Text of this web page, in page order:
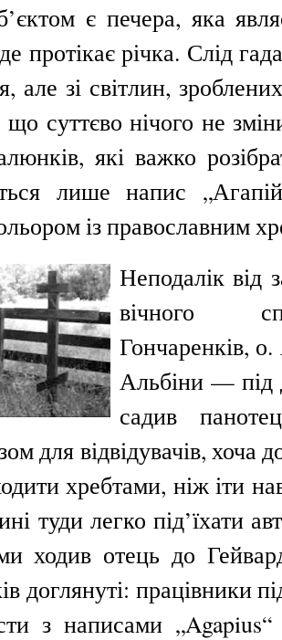
є печера, яка
протікає річка. Слід
але зі світ­лин,
що суттєво нічого не
які важко
лише напис
із право­славним
Неподалік від
вічного
Гончаренків,
Альбіни — під
садив
для відвідувачів, хоча
хребтами, ніж іти
туди легко під’їхати
ходив отець до
до­глянуті: працівники
з написами